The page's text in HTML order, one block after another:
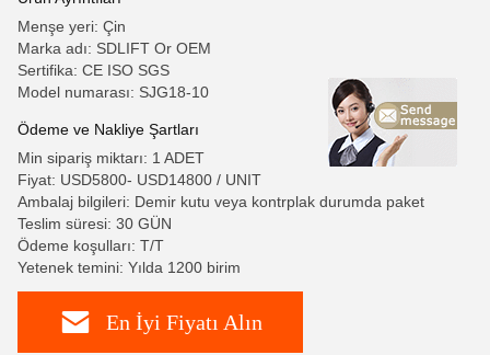
Menşe yeri: Çin
Marka adı: SDLIFT Or OEM
Sertifika: CE ISO SGS
Model numarası: SJG18-10
Ödeme ve Nakliye Şartları
Min sipariş miktarı: 1 ADET
Fiyat: USD5800- USD14800 / UNIT
Ambalaj bilgileri: Demir kutu veya kontrplak durumda paket
Teslim süresi: 30 GÜN
Ödeme koşulları: T/T
Yetenek temini: Yılda 1200 birim
En İyi Fiyatı Alın